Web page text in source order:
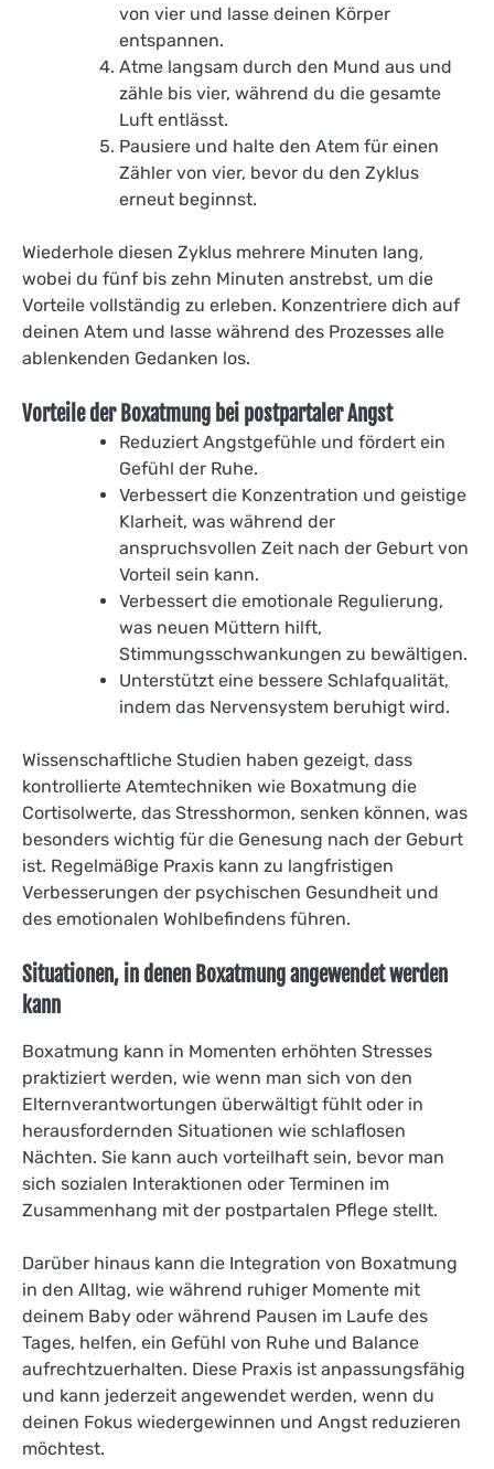
von vier und lasse deinen Körper
entspannen.
Atme langsam durch den Mund aus und
zähle bis vier, während du die gesamte
Luft entlässt.
Pausiere und halte den Atem für einen
Zähler von vier, bevor du den Zyklus
erneut beginnst.
Wiederhole diesen Zyklus mehrere Minuten lang,
wobei du fünf bis zehn Minuten anstrebst, um die
Vorteile vollständig zu erleben. Konzentriere dich auf
deinen Atem und lasse während des Prozesses alle
ablenkenden Gedanken los.
Vorteile der Boxatmung bei postpartaler Angst
Reduziert Angstgefühle und fördert ein
Gefühl der Ruhe.
Verbessert die Konzentration und geistige
Klarheit, was während der
anspruchsvollen Zeit nach der Geburt von
Vorteil sein kann.
Verbessert die emotionale Regulierung,
was neuen Müttern hilft,
Stimmungsschwankungen zu bewältigen.
Unterstützt eine bessere Schlafqualität,
indem das Nervensystem beruhigt wird.
Wissenschaftliche Studien haben gezeigt, dass
kontrollierte Atemtechniken wie Boxatmung die
Cortisolwerte, das Stresshormon, senken können, was
besonders wichtig für die Genesung nach der Geburt
ist. Regelmäßige Praxis kann zu langfristigen
Verbesserungen der psychischen Gesundheit und
des emotionalen Wohlbefindens führen.
Situationen, in denen Boxatmung angewendet werden
kann
Boxatmung kann in Momenten erhöhten Stresses
praktiziert werden, wie wenn man sich von den
Elternverantwortungen überwältigt fühlt oder in
herausfordernden Situationen wie schlaflosen
Nächten. Sie kann auch vorteilhaft sein, bevor man
sich sozialen Interaktionen oder Terminen im
Zusammenhang mit der postpartalen Pflege stellt.
Darüber hinaus kann die Integration von Boxatmung
in den Alltag, wie während ruhiger Momente mit
deinem Baby oder während Pausen im Laufe des
Tages, helfen, ein Gefühl von Ruhe und Balance
aufrechtzuerhalten. Diese Praxis ist anpassungsfähig
und kann jederzeit angewendet werden, wenn du
deinen Fokus wiedergewinnen und Angst reduzieren
möchtest.